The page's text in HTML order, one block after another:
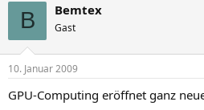
B Bemtex
Gast
10. Januar 2009
GPU-Computing eröffnet ganz